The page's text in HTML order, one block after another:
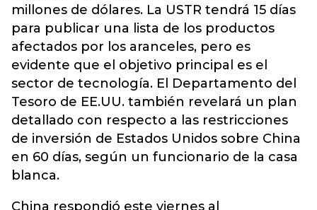
millones de dólares. La USTR tendrá 15 días
para publicar una lista de los productos
afectados por los aranceles, pero es
evidente que el objetivo principal es el
sector de tecnología. El Departamento del
Tesoro de EE.UU. también revelará un plan
detallado con respecto a las restricciones
de inversión de Estados Unidos sobre China
en 60 días, según un funcionario de la casa
blanca.
China respondió este viernes al